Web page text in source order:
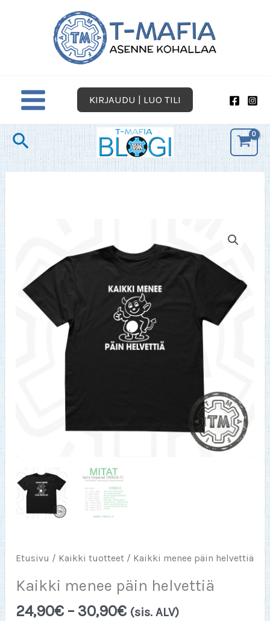
KIRJAUDU | LUO TILI
Hae
Etusivu / Kaikki tuotteet / Kaikki menee päin helvettiä
Kaikki menee päin helvettiä
24,90€ – 30,90€Hintaluokka:
(sis. ALV)